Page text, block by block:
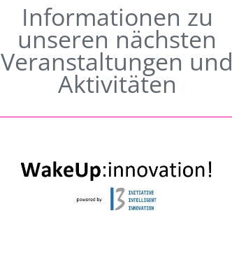
Informationen zu
unseren nächsten
Veranstaltungen und
Aktivitäten